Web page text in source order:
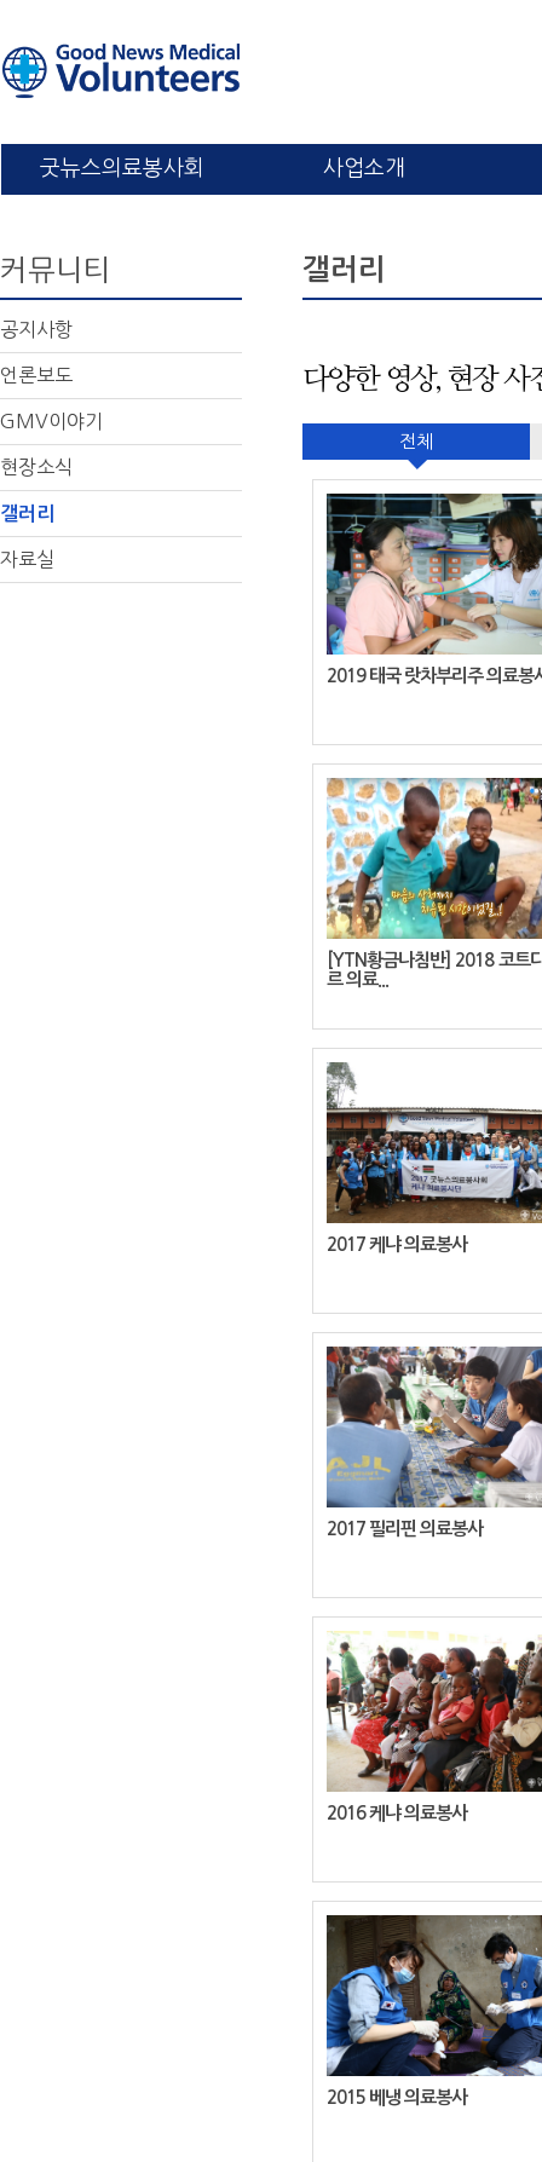
굿뉴스의료봉사회 사업소개
커뮤니티
공지사항
언론보도
GMV이야기
현장소식
갤러리
자료실
갤러리
다양한 영상, 현장 사
전체
2019 태국 랏차부리주 의료봉
[YTN황금나침반] 2018 코트
르 의료...
2017 케냐 의료봉사
2017 필리핀 의료봉사
2016 케냐 의료봉사
2015 베냉 의료봉사